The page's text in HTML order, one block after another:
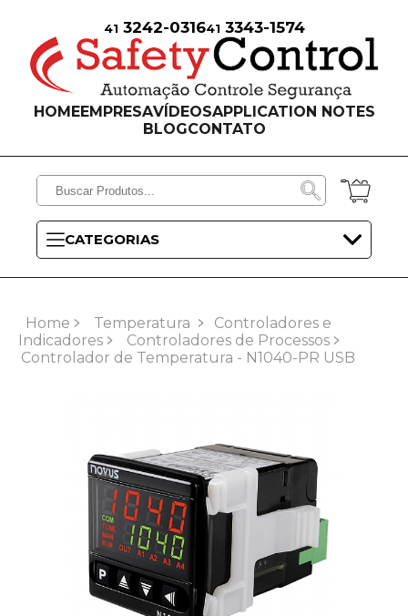
41 3242-031641 3343-1574
HOMEEMPRESAVÍDEOSAPPLICATION NOTES
BLOGCONTATO
CATEGORIAS
Home Temperatura
Controladores e
Indicadores
Controladores de Processos
Controlador de Temperatura - N1040-PR USB